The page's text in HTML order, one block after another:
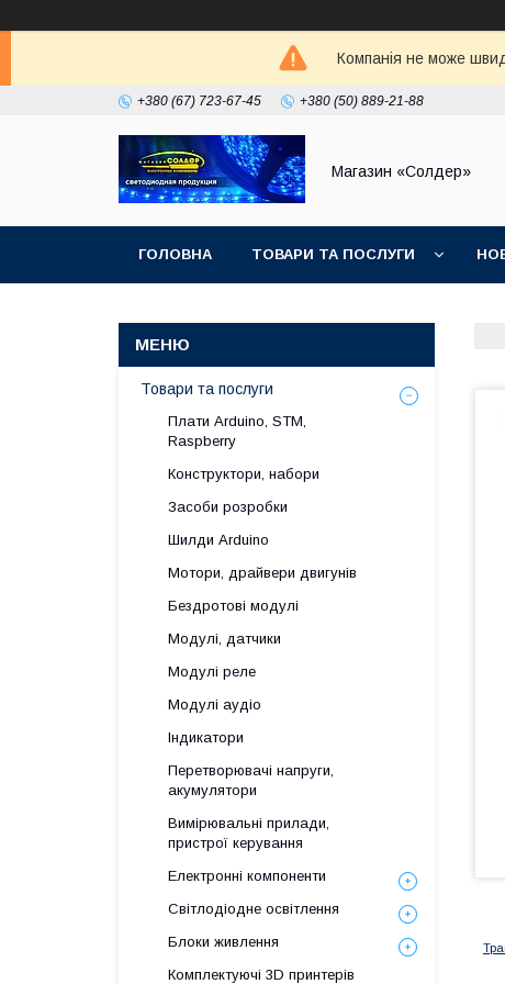
Компанія не може
+380 (67) 723-67-45 +380 (50) 889-21-88
Магазин «Солдер»
ГОЛОВНА ТОВАРИ ТА ПОСЛУГИ
Товари та послуги
Плати Arduino, STM,
Raspberry
Конструктори, набори
Засоби розробки
Шилди Arduino
Мотори, драйвери двигунів
Бездротові модулі
Модулі, датчики
Модулі реле
Модулі аудіо
Індикатори
Перетворювачі напруги,
акумулятори
Вимірювальні прилади,
пристрої керування
Електронні компоненти
Світлодіодне освітлення
Блоки живлення
Комплектуючі 3D принтерів